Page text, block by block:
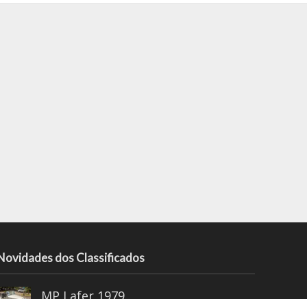
dos Classificados
MP Lafer 1979